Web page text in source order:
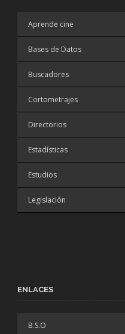
Aprende cine
Bases de Datos
Buscadores
Cortometrajes
Directorios
Estadísticas
Estudios
Legislación
ENLACES
B.S.O